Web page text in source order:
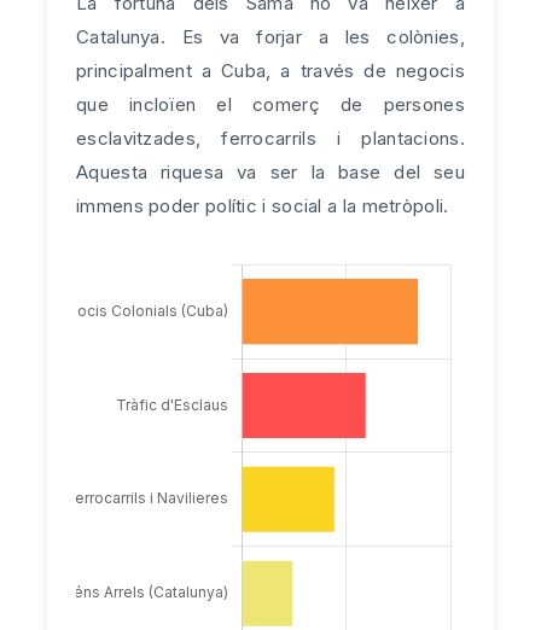
Catalunya. Es va forjar a les colònies,
principalment a Cuba, a través de negocis
que incloïen el comerç de persones
esclavitzades, ferrocarrils i plantacions.
Aquesta riquesa va ser la base del seu
immens poder polític i social a la metròpoli.